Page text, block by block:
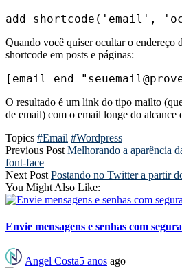
add_shortcode('email',
Quando você quiser ocultar o endereço
shortcode em posts e páginas:
[email
O resultado é um link do tipo mailto
de email) com o email longe do alcance
Topics #Email #Wordpress
Previous Post Melhorando a aparência
font-face
Next Post Postando no Twitter a partir
You Might Also Like:
Envie mensagens e senhas com
Angel Costa5 anos ago